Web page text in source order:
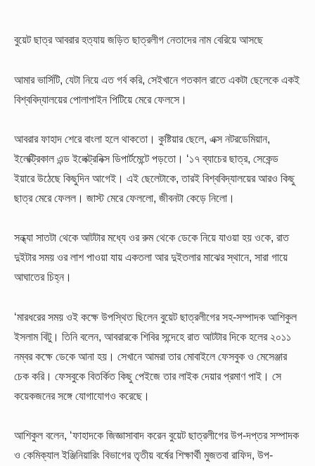
বুয়েট ছাত্র আবরার হত্যায় জড়িত ছাত্রলীগ নেতাদের নাম বেরিয়ে আসছে
আমার ভার্সিটি, যেটা নিয়ে এত গর্ব করি, সেইখানে গতকাল রাতে একটা ছেলেকে একই
বিশ্ববিদ্যালয়ের পোলাপাইন পিটিয়ে মেরে ফেলসে।
আবরার ফাহাদ শেরে বাংলা হলে থাকতো। কুষ্টিয়ার ছেলে, এক্স নটরডেমিয়ান,
ইলেক্ট্রিকাল এন্ড ইলেক্ট্রনিক্স ডিপার্টমেন্টে পড়তো। ‘১৭ ব্যাচের ছাত্র, সেকেন্ড
ইয়ারে উঠেছে কিছুদিন আগেই। এই ছেলেটাকে, তারই বিশ্ববিদ্যালয়ের আরও কিছু
ছাত্র মেরে ফেলল। জাস্ট মেরে ফেললো, জীবনটা কেড়ে নিলো।
সন্ধ্যা সাতটা থেকে আটটার মধ্যে ওর রুম থেকে ডেকে নিয়ে যাওয়া হয় ওকে, রাত
দুইটার সময় ওর লাশ পাওয়া যায় একতলা আর দুইতলার মাঝের স্থানে, সারা গায়ে
আঘাতের চিহ্ন।
‘মারধরের সময় ওই কক্ষে উপস্থিত ছিলেন বুয়েট ছাত্রলীগের সহ-সম্পাদক আশিকুল
ইসলাম বিটু। তিনি বলেন, আবরারকে শিবির সন্দেহে রাত আটটার দিকে হলের ২০১১
নম্বর কক্ষে ডেকে আনা হয়। সেখানে আমরা তার মোবাইলে ফেসবুক ও মেসেঞ্জার
চেক করি। ফেসবুকে বিতর্কিত কিছু পেইজে তার লাইক দেয়ার প্রমাণ পাই। সে
কয়েকজনের সঙ্গে যোগাযোগও করেছে।
আশিকুল বলেন, ‘ফাহাদকে জিজ্ঞাসাবাদ করেন বুয়েট ছাত্রলীগের উপ-দপ্তর সম্পাদক
ও কেমিক্যাল ইঞ্জিনিয়ারিং বিভাগের তৃতীয় বর্ষের শিক্ষার্থী মুজতবা রাফিদ, উপ-